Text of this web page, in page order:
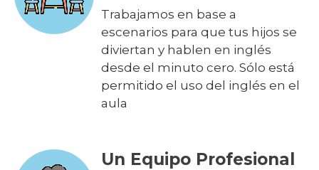
Trabajamos en base a
escenarios para que tus hijos se
diviertan y hablen en inglés
desde el minuto cero. Sólo está
permitido el uso del inglés en el
aula
Un Equipo Profesional